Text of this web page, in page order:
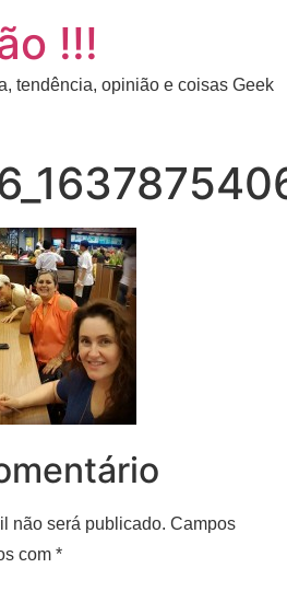
!!!
tendência, opinião e coisas Geek
não será publicado. Campos
com *